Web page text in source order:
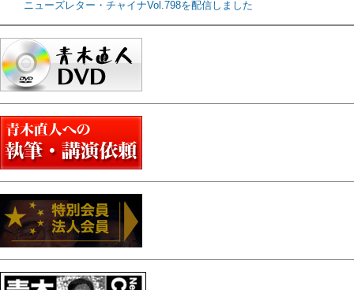
ニューズレター・チャイナVol.798を配信しました